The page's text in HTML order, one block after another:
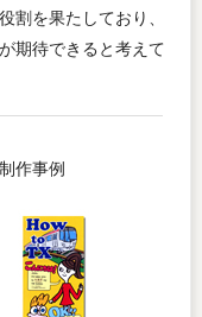
割を果たしており、
期待できると考えて
作事例